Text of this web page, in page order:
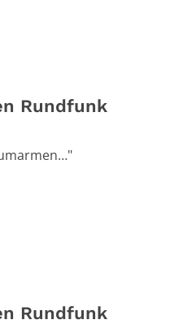
Rundfunk
Rundfunk